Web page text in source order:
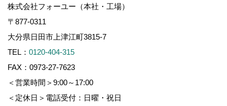
株式会社フォーユー（本社・工場）
〒877-0311
大分県日田市上津江町3815-7
TEL： 0120-404-315
FAX：0973-27-7623
＜営業時間＞9:00～17:00
＜定休日＞電話受付：日曜・祝日